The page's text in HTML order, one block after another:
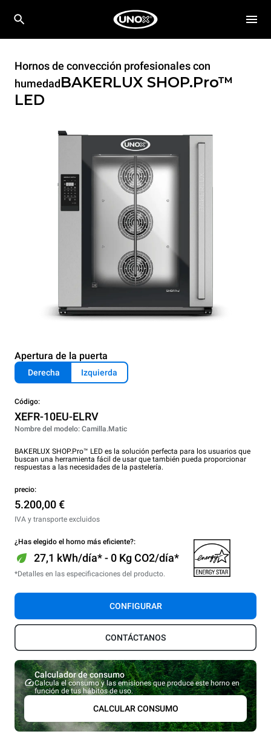
Hornos de convección profesionales con
humedadBAKERLUX SHOP.Pro™
LED
Apertura de la puerta
Derecha Izquierda
Código:
XEFR-10EU-ELRV
Nombre del modelo: Camilla.Matic
BAKERLUX SHOP.Pro™ LED es la solución perfecta para los usuarios que
buscan una herramienta fácil de usar que también pueda proporcionar
respuestas a las necesidades de la pastelería.
precio:
5.200,00 €
IVA y transporte excluidos
¿Has elegido el horno más eficiente?:
27,1 kWh/día* - 0 Kg CO2/día*
*Detalles en las especificaciones del producto.
CONFIGURAR
CONTÁCTANOS
Calculador de consumo
Calcula el consumo y las emisiones que produce este horno en
función de tus hábitos de uso.
CALCULAR CONSUMO